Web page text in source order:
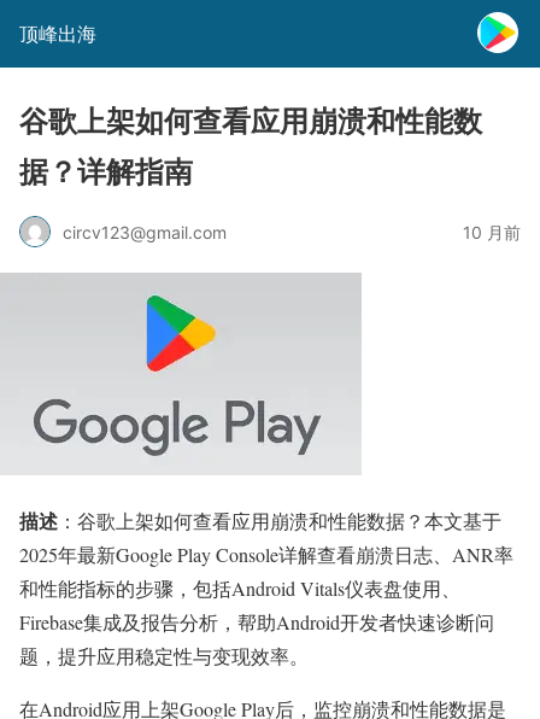
顶峰出海
谷歌上架如何查看应用崩溃和性能数
据？详解指南
circv123@gmail.com 10 月前
描述 ：谷歌上架如何查看应用崩溃和性能数据？本文基于
2025年最新Google Play Console详解查看崩溃日志、ANR率
和性能指标的步骤，包括Android Vitals仪表盘使用、
Firebase集成及报告分析，帮助Android开发者快速诊断问
题，提升应用稳定性与变现效率。
在Android应用上架Google Play后，监控崩溃和性能数据是